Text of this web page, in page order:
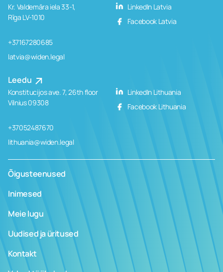
Kr. Valdemāra iela 33-1,
Rīga LV-1010
+37167280685
latvia@widen.legal
LinkedIn Latvia
Facebook Latvia
Leedu
Konstitucijos ave. 7, 26th floor
Vilnius 09308
+37052487670
lithuania@widen.legal
LinkedIn Lithuania
Facebook Lithuania
Õigusteenused
Inimesed
Meie lugu
Uudised ja üritused
Kontakt